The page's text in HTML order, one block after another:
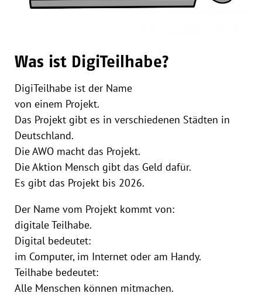
Was ist DigiTeilhabe?
DigiTeilhabe ist der Name
von einem Projekt.
Das Projekt gibt es in verschiedenen Städten in
Deutschland.
Die AWO macht das Projekt.
Die Aktion Mensch gibt das Geld dafür.
Es gibt das Projekt bis 2026.
Der Name vom Projekt kommt von:
digitale Teilhabe.
Digital bedeutet:
im Computer, im Internet oder am Handy.
Teilhabe bedeutet:
Alle Menschen können mitmachen.